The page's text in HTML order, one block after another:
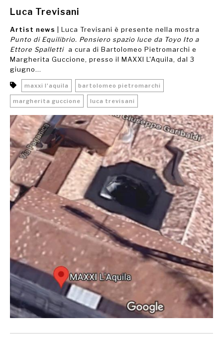
Luca Trevisani
Artist news
| Luca Trevisani è presente nella mostra
Punto di Equilibrio. Pensiero spazio luce da Toyo Ito a
Ettore Spalletti
a cura di Bartolomeo Pietromarchi e
Margherita Guccione, presso il MAXXI L'Aquila, dal 3
giugno...
maxxi l'aquila bartolomeo pietromarchi
margherita guccione luca trevisani